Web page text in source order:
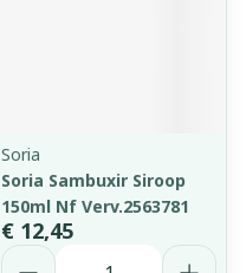
Soria
Soria Sambuxir Siroop
150ml Nf Verv.2563781
€ 12,45
Aantal